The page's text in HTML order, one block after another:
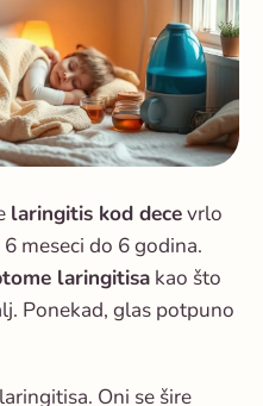
laringitis kod decevrlo
meseci do 6 godina.
laringitisa kao što
Ponekad, glas potpuno
Oni se šire